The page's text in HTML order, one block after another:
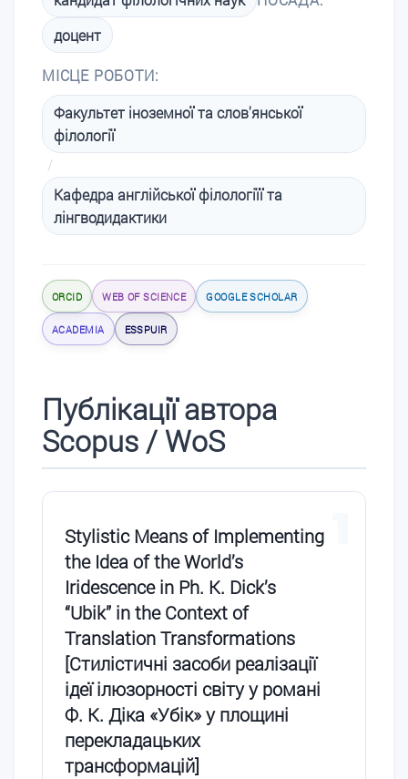
доцент
МІСЦЕ РОБОТИ:
Факультет іноземної та слов'янської
філології
/
Кафедра англійської філологіїї та
лінгводидактики
ORCID WEB OF SCIENCE GOOGLE SCHOLAR
ACADEMIA ESSPUIR
Публікації автора
Scopus / WoS
Stylistic Means of Implementing
the Idea of the World’s
Iridescence in Ph. K. Dick’s
“Ubik” in the Context of
Translation Transformations
[Стилістичні засоби реалізації
ідеї ілюзорності світу у романі
Ф. К. Діка «Убік» у площині
перекладацьких
трансформацій]